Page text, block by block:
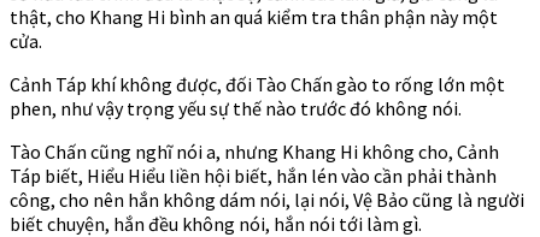
thật, cho Khang Hi bình an quá kiểm tra thân phận này một
cửa.
Cảnh Táp khí không được, đối Tào Chấn gào to rống lớn một
phen, như vậy trọng yếu sự thế nào trước đó không nói.
Tào Chấn cũng nghĩ nói a, nhưng Khang Hi không cho, Cảnh
Táp biết, Hiểu Hiểu liền hội biết, hắn lén vào cần phải thành
công, cho nên hắn không dám nói, lại nói, Vệ Bảo cũng là người
biết chuyện, hắn đều không nói, hắn nói tới làm gì.